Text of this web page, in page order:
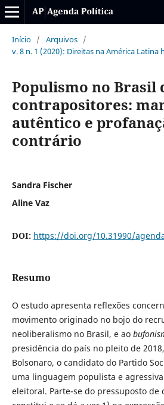
Início / Arquivos /
v. 8 n. 1 (2020): Direitas na América Latina
Populismo no Brasil
contrapositores:
autêntico e
contrário
Sandra Fischer
Aline Vaz
DOI: https://doi.org/10.31990/
Resumo
O estudo apresenta reflexões
movimento originado no bojo do
neoliberalismo no Brasil, e ao
presidência do país no pleito de
Bolsonaro, o candidato do Partido
uma linguagem populista e
eleitoral. Parte-se do pressuposto de